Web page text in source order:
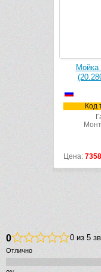
Мойка
Код
Цена: 7358
0 0 из 5
Отлично